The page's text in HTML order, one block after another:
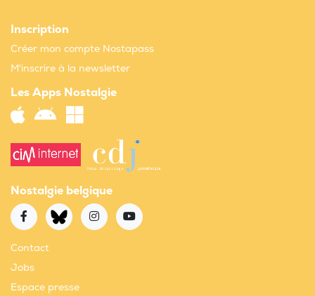
Inscription
Créer mon compte Nostapass
M'inscrire à la newsletter
Les Apps Nostalgie
Nostalgie belgique
Contact
Jobs
Espace presse